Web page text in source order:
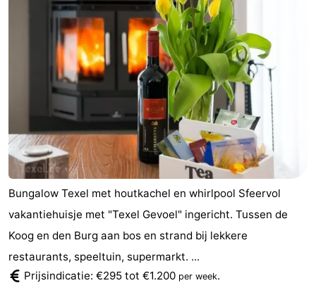
Rondvaarten
Boerderijen
Speeltuinen
Minigolfbanen
Rondleidingen
Sporten
-
Fietsen
-
Bungalow Texel met houtkachel en whirlpool Sfeervol
vakantiehuisje met "Texel Gevoel" ingericht. Tussen de
Koog en den Burg aan bos en strand bij lekkere
restaurants, speeltuin, supermarkt. ...
Prijsindicatie: €295 tot €1.200 per week.